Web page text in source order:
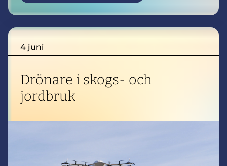
Under dagen finns tillfälle att lyssna på och
träffa aktörer som delar med sig av sina
erfarenheter, lärdomar och framtidsvisioner
4 juni
Drönare i skogs- och
jordbruk